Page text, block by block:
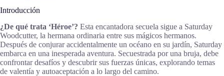
Introducción
¿De qué trata ‘Héroe’? Esta encantadora secuela sigue a Saturday
Woodcutter, la hermana ordinaria entre sus mágicos hermanos.
Después de conjurar accidentalmente un océano en su jardín, Saturday
embarca en una inesperada aventura. Secuestrada por una bruja, debe
confrontar desafíos y descubrir sus fuerzas únicas, explorando temas
de valentía y autoaceptación a lo largo del camino.